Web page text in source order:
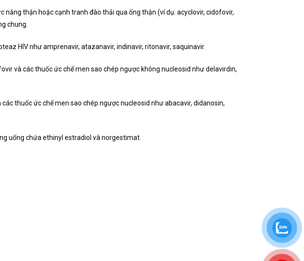
thận hoặc cạnh tranh đào thải qua ống thận (ví dụ: acyclovir, cidofovir,
chung.
HIV như amprenavir, atazanavir, indinavir, ritonavir, saquinavir.
và các thuốc ức chế men sao chép ngược không nucleosid như delavirdin,
thuốc ức chế men sao chép ngược nucleosid như abacavir, didanosin,
uống chứa ethinyl estradiol và norgestimat.